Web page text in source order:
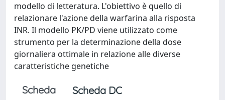
modello di letteratura. L'obiettivo è quello di
relazionare l'azione della warfarina alla risposta
INR. Il modello PK/PD viene utilizzato come
strumento per la determinazione della dose
giornaliera ottimale in relazione alle diverse
caratteristiche genetiche
Scheda Scheda DC